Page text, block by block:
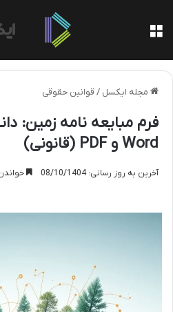
مجله ایکسل / قوانین حقوقی
فرم مبایعه نامه زمین:
Word و PDF (قانونی)
آخرین به روز رسانی: 08/10/1404 خواندن این